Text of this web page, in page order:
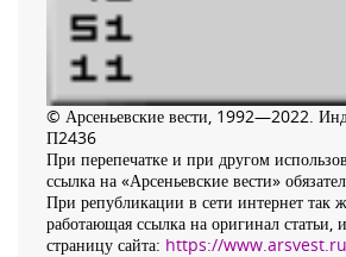
© Арсеньевские вести, 1992—2022.
П2436
При перепечатке и при другом
ссылка на «Арсеньевские вести»
При републикации в сети интернет так
работающая ссылка на оригинал статьи,
страницу сайта: https://